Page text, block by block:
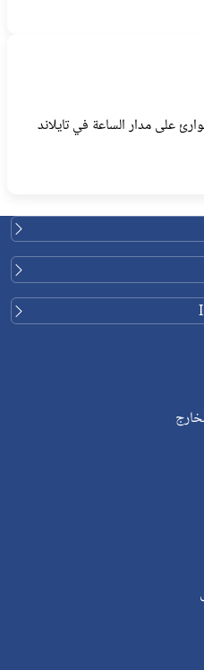
على مدار الساعة في تايلاند